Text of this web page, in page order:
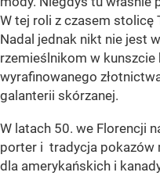
W tej roli z czasem stolicę
Nadal jednak nikt nie jest
rzemieślnikom w
wyrafinowanego
galanterii skórzanej.
W latach 50. we Florencji
porter i tradycja pokazów
dla amerykańskich i